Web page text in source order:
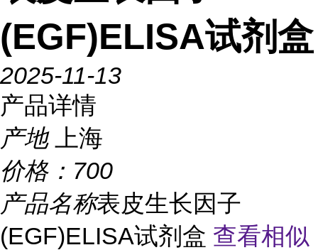
(EGF)ELISA试剂盒
2025-11-13
产品详情
产地
上海
价格： 700
产品名称表皮生长因子
(EGF)ELISA试剂盒 查看相似